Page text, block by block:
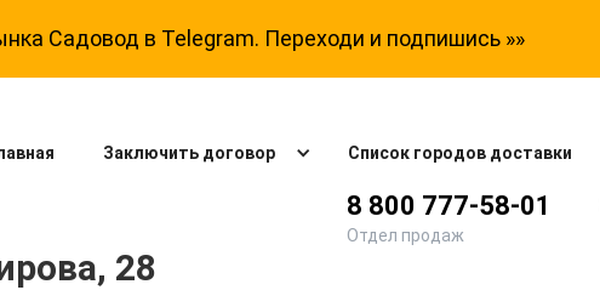
Садовод в Telegram. Переходи и подпишись »»
Заключить договор Список городов доставки
8 800 777-58-01
Отдел продаж
28